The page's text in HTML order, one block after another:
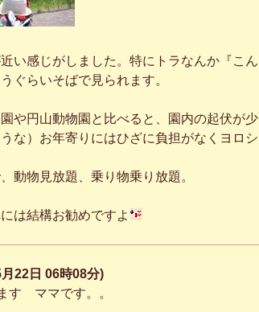
い感じがしました。特にトラなんか『こん
ぐらいそばで見られます。
や円山動物園と比べると、園内の起伏が少
な）お年寄りにはひざに負担がなくヨロシ
動物見放題、乗り物乗り放題。
は結構お勧めですよ
22日 06時08分)
す ママです。。